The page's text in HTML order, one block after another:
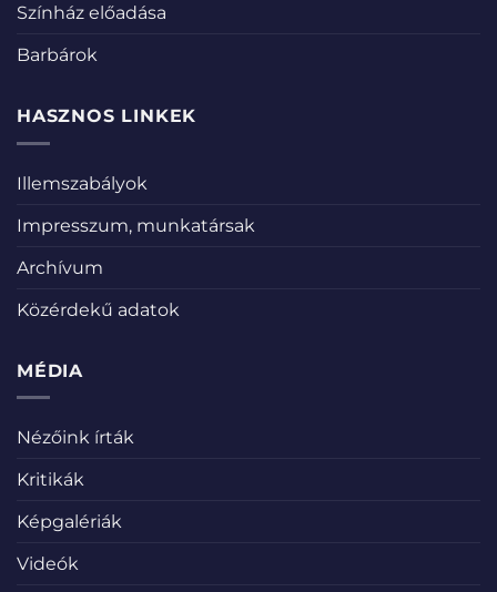
Színház előadása
Barbárok
HASZNOS LINKEK
Illemszabályok
Impresszum, munkatársak
Archívum
Közérdekű adatok
MÉDIA
Nézőink írták
Kritikák
Képgalériák
Videók